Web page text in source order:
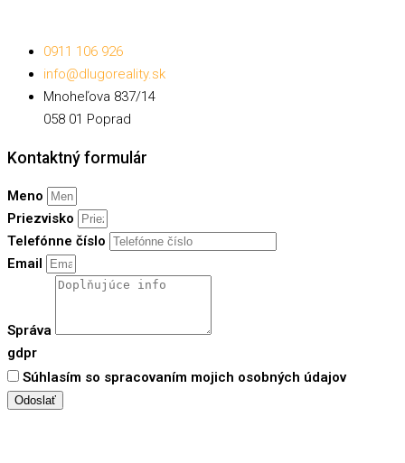
0911 106 926
info@dlugoreality.sk
Mnoheľova 837/14
058 01 Poprad
Kontaktný formulár
Meno
Priezvisko
Telefónne číslo
Email
Správa
gdpr
Súhlasím so spracovaním mojich osobných údajov
Odoslať